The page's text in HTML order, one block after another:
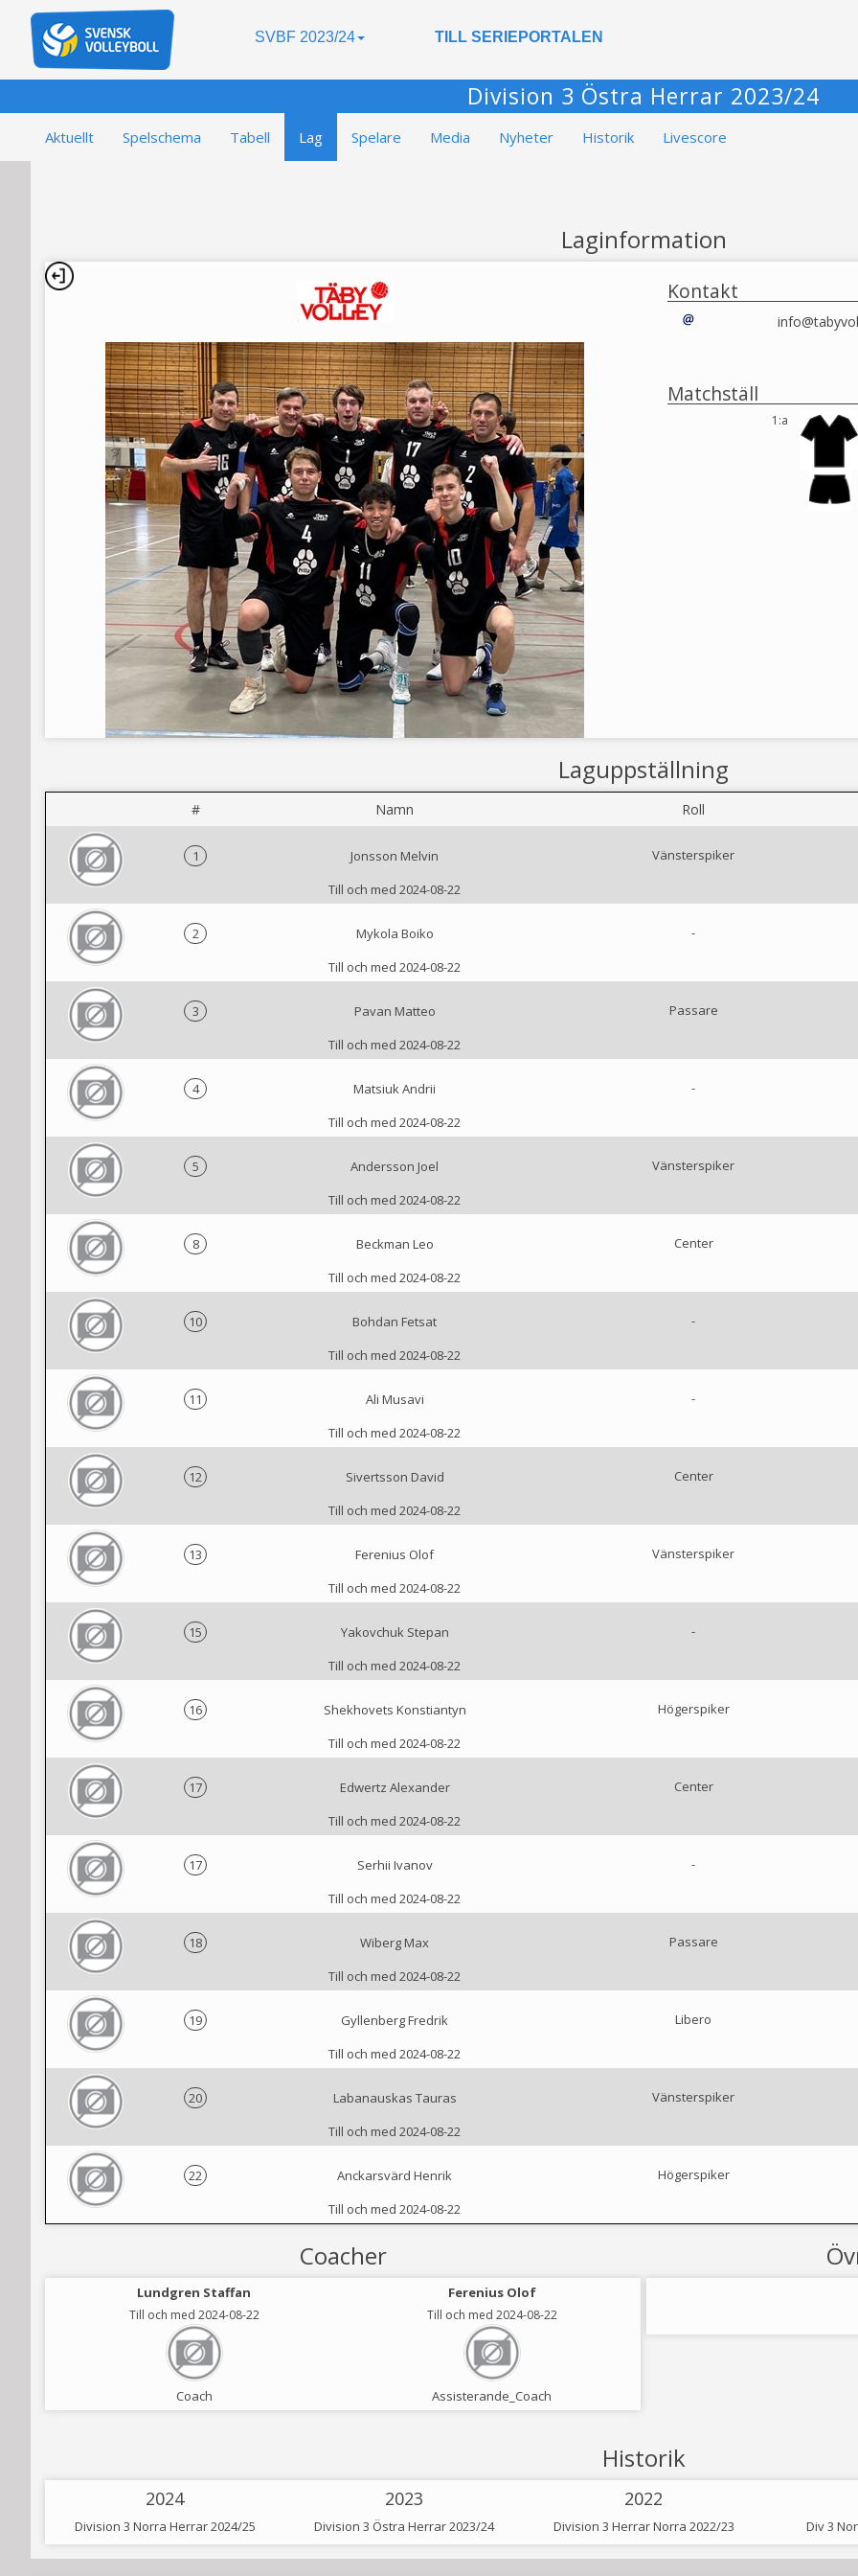
SVBF 2023/24 TILL SERIEPORTALEN
Division 3 Östra Herrar 2023/24
Aktuellt Spelschema Tabell Lag Spelare Media Nyheter Historik Livescore
Laginformation
Kontakt
Matchställ
1:a
Laguppställning
# Namn Roll
1
Jonsson Melvin
Till och med 2024-08-22
Vänsterspiker
2
Mykola Boiko
Till och med 2024-08-22
-
3
Pavan Matteo
Till och med 2024-08-22
Passare
4
Matsiuk Andrii
Till och med 2024-08-22
-
5
Andersson Joel
Till och med 2024-08-22
Vänsterspiker
8
Beckman Leo
Till och med 2024-08-22
Center
10
Bohdan Fetsat
Till och med 2024-08-22
-
11
Ali Musavi
Till och med 2024-08-22
-
12
Sivertsson David
Till och med 2024-08-22
Center
13
Ferenius Olof
Till och med 2024-08-22
Vänsterspiker
15
Yakovchuk Stepan
Till och med 2024-08-22
-
16
Shekhovets Konstiantyn
Till och med 2024-08-22
Högerspiker
17
Edwertz Alexander
Till och med 2024-08-22
Center
17
Serhii Ivanov
Till och med 2024-08-22
-
18
Wiberg Max
Till och med 2024-08-22
Passare
19
Gyllenberg Fredrik
Till och med 2024-08-22
Libero
20
Labanauskas Tauras
Till och med 2024-08-22
Vänsterspiker
22
Anckarsvärd Henrik
Till och med 2024-08-22
Högerspiker
Coacher
Lundgren Staffan
Till och med 2024-08-22
Coach
Ferenius Olof
Till och med 2024-08-22
Assisterande_Coach
Historik
2024
Division 3 Norra Herrar 2024/25
2023
Division 3 Östra Herrar 2023/24
2022
Division 3 Herrar Norra 2022/23 Div 3